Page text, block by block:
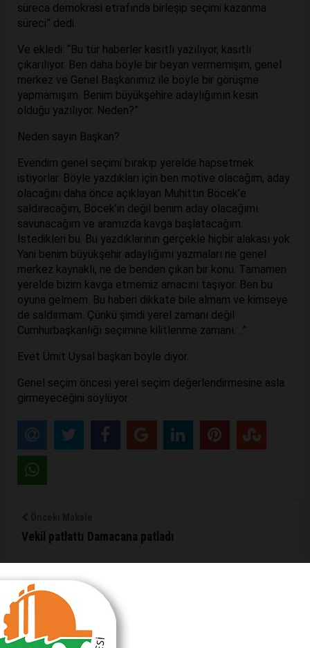
süreca demokrasi etrafında birleşip seçimi kazanma
süreci” dedi.
Ve ekledi: “Bu tür haberler kasıtlı yazılıyor, kasıtlı
çıkarılıyor. Ben daha böyle bir beyan vermemişim, genel
merkez ve Genel Başkanımız ile böyle bir görüşme
yapmamışım. Benim büyükşehire adaylığımın kesin
olduğu yazılıyor. Neden?”
Neden sayın Başkan?
Evendim genel seçimi bırakıp yerelde hapsetmek
istiyorlar. Böyle yazdıkları için ben motive olacağım, aday
olacağını daha önce açıklayan Muhittin Böcek’e
saldıracağım, Böcek’in değil benim aday olacağımı
savunacağım ve aramızda kavga başlatacağım.
İstedikleri bu. Bu yazdıklarının gerçekle hiçbir alakası yok.
Yani benim büyükşehir adaylığımı yazmaları ne genel
merkez kaynaklı, ne de benden çıkan bir konu. Tamamen
yerelde bizim kavga etmemiz amacını taşıyor. Ben bu
oyuna gelmem. Bu haberi dikkate bile almam ve kimseye
de saldırmam. Çünkü şimdi yerel zamanı değil
Cumhurbaşkanlığı seçimine kilitlenme zamanı. ..”
Evet Ümit Uysal başkan böyle diyor.
Genel seçim öncesi yerel seçim değerlendirmesine asla
girmeyeceğini söylüyor.
Vekil patlattı Damacana patladı
MAKALE YORUMLARI